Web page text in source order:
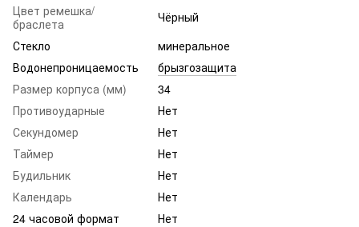
Цвет ремешка/
браслета
Чёрный
Стекло
минеральное
Водонепроницаемость
брызгозащита
Размер корпуса (мм)
34
Противоударные
Нет
Секундомер
Нет
Таймер
Нет
Будильник
Нет
Календарь
Нет
24 часовой формат
Нет